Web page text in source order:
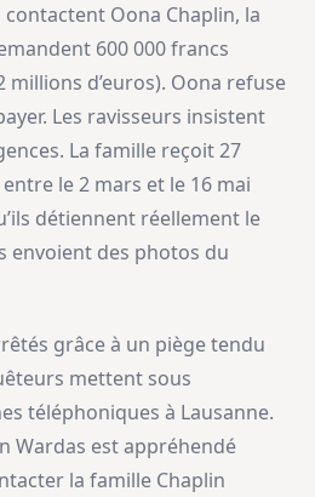
Oona Chaplin, la
600 000 francs
millions d’euros). Oona refuse
Les ravisseurs insistent
La famille reçoit 27
le 2 mars et le 16 mai
détiennent réellement le
envoient des photos du
grâce à un piège tendu
mettent sous
téléphoniques à Lausanne.
Wardas est appréhendé
la famille Chaplin